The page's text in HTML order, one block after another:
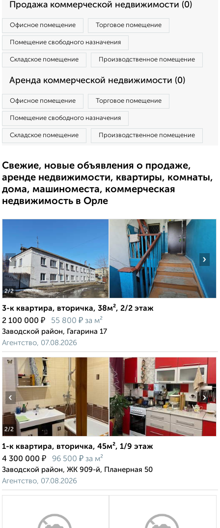
Продажа коммерческой недвижимости (0)
Офисное помещение Торговое помещение
Помещение свободного назначения
Складское помещение Производственное помещение
Аренда коммерческой недвижимости (0)
Офисное помещение Торговое помещение
Помещение свободного назначения
Складское помещение Производственное помещение
Свежие, новые объявления о продаже,
аренде недвижимости, квартиры, комнаты,
дома, машиноместа, коммерческая
недвижимость в Орле
2/2
‹ ›
3-к квартира, вторичка, 38м², 2/2 этаж
2 100 000 ₽ 55 800 ₽ за м²
Заводской район, Гагарина 17
Агентство, 07.08.2026
2/2
‹ ›
1-к квартира, вторичка, 45м², 1/9 этаж
4 300 000 ₽ 96 500 ₽ за м²
Заводской район, ЖК 909-й, Планерная 50
Агентство, 07.08.2026